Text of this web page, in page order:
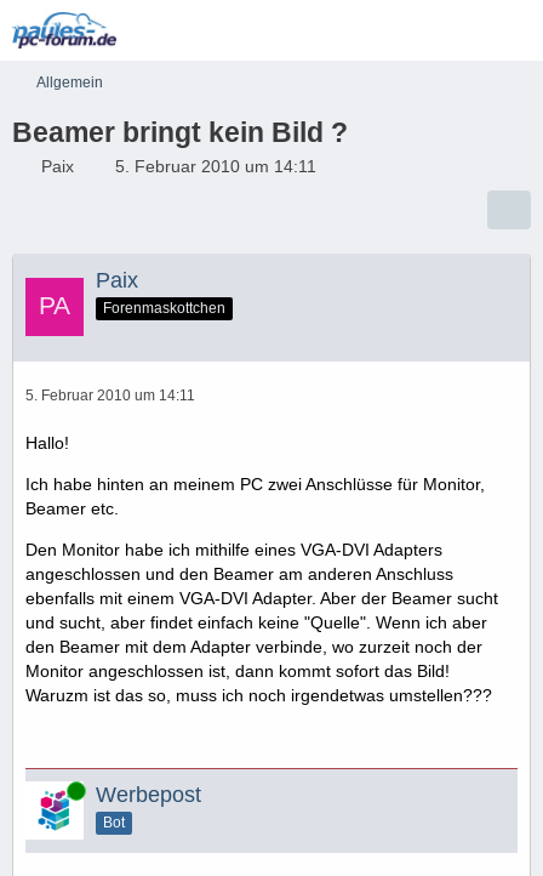
Allgemein
Beamer bringt kein Bild ?
Paix 5. Februar 2010 um 14:11
Paix
Forenmaskottchen
5. Februar 2010 um 14:11
Hallo!
Ich habe hinten an meinem PC zwei Anschlüsse für Monitor,
Beamer etc.
Den Monitor habe ich mithilfe eines VGA-DVI Adapters
angeschlossen und den Beamer am anderen Anschluss
ebenfalls mit einem VGA-DVI Adapter. Aber der Beamer sucht
und sucht, aber findet einfach keine "Quelle". Wenn ich aber
den Beamer mit dem Adapter verbinde, wo zurzeit noch der
Monitor angeschlossen ist, dann kommt sofort das Bild!
Waruzm ist das so, muss ich noch irgendetwas umstellen???
Online Werbepost
Bot